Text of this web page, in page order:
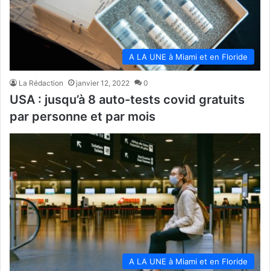
A LA UNE à Miami et en Floride
La Rédaction janvier 12, 2022 0
USA : jusqu’à 8 auto-tests covid gratuits
par personne et par mois
A LA UNE à Miami et en Floride